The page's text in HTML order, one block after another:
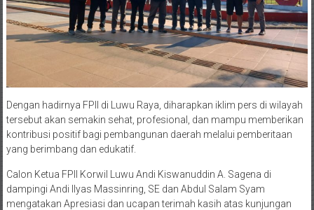
​Dengan hadirnya FPII di Luwu Raya, diharapkan iklim pers di wilayah
tersebut akan semakin sehat, profesional, dan mampu memberikan
kontribusi positif bagi pembangunan daerah melalui pemberitaan
yang berimbang dan edukatif.
Calon Ketua FPII Korwil Luwu Andi Kiswanuddin A. Sagena di
dampingi Andi Ilyas Massinring, SE dan Abdul Salam Syam
mengatakan Apresiasi dan ucapan terimah kasih atas kunjungan